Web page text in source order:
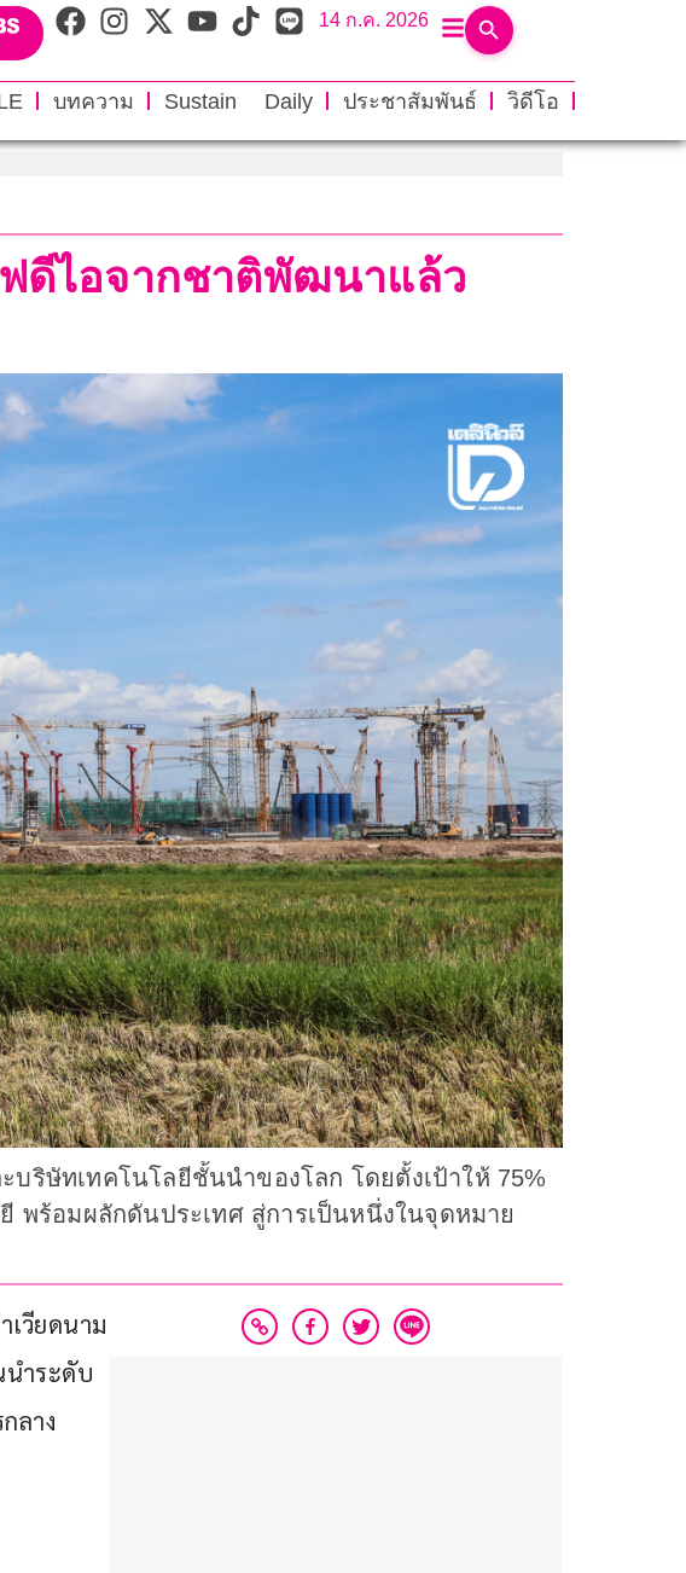
14 ก.ค. 2026
บทความ Sustain Daily ประชาสัมพันธ์
วิดีโอ
ฟดีไอจากชาติพัฒนาแล้ว
ริษัทเทคโนโลยีชั้นนำของโลก โดยตั้งเป้าให้ 75%
พร้อมผลักดันประเทศ สู่การเป็นหนึ่งในจุดหมาย
เวียดนาม
นำระดับ
ลาง